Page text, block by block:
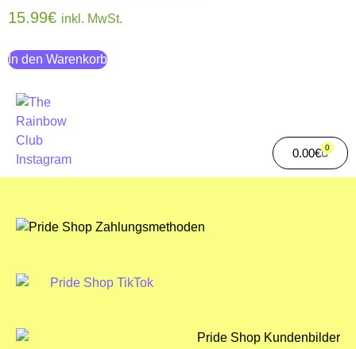
15.99€ inkl. MwSt.
In den Warenkorb
0.00€ 0